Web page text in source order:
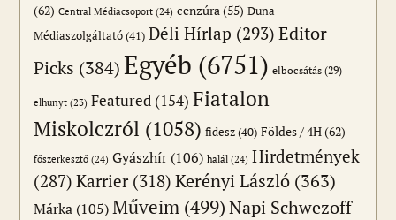
(62) Central Médiacsoport (24) cenzúra(55) Duna
Médiaszolgáltató(41) Déli Hírlap (293) Editor
Picks (384)Egyéb (6751) elbocsátás (29)
elhunyt (23) Featured (154) Fiatalon
Miskolczról (1058) fidesz(40) Földes / 4H(62)
főszerkesztő (24) Gyászhír (106) halál (24) Hirdetmények
(287) Karrier(318) Kerényi László (363)
Márka (105) Műveim (499)Napi Schwezoff